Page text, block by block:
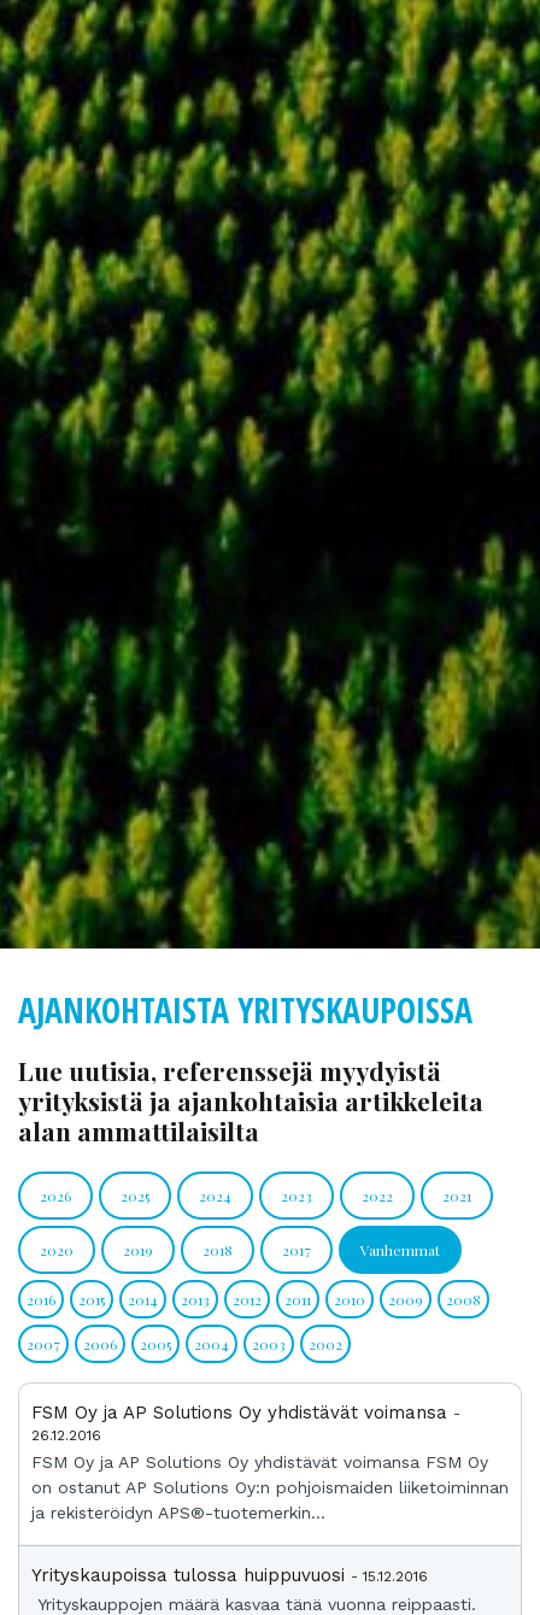
AJANKOHTAISTA YRITYSKAUPOISSA
Lue uutisia, referenssejä myydyistä
yrityksistä ja ajankohtaisia artikkeleita
alan ammattilaisilta
2026 2025 2024 2023 2022 2021
2020 2019 2018 2017 Vanhemmat
2016 2015 2014 2013 2012 2011 2010 2009 2008
2007 2006 2005 2004 2003 2002
FSM Oy ja AP Solutions Oy yhdistävät voimansa -
26.12.2016
FSM Oy ja AP Solutions Oy yhdistävät voimansa FSM Oy
on ostanut AP Solutions Oy:n pohjoismaiden liiketoiminnan
ja rekisteröidyn APS®-tuotemerkin...
Yrityskaupoissa tulossa huippuvuosi - 15.12.2016
Yrityskauppojen määrä kasvaa tänä vuonna reippaasti.